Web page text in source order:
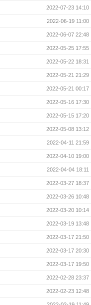
2022-07-23 14:10
2022-06-19 11:00
2022-06-07 22:48
2022-05-25 17:55
2022-05-22 18:31
2022-05-21 21:29
2022-05-21 00:17
2022-05-16 17:30
2022-05-15 17:20
2022-05-08 13:12
2022-04-11 21:59
2022-04-10 19:00
2022-04-04 18:11
2022-03-27 18:37
2022-03-26 10:48
2022-03-20 10:14
2022-03-19 13:48
2022-03-17 21:50
2022-03-17 20:30
2022-03-17 19:50
2022-02-28 23:37
2022-02-23 12:48